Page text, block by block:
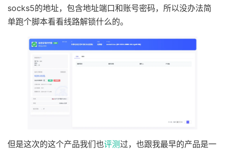
socks5的地址，包含地址端口和账号密码，所以没办法简
单跑个脚本看看线路解锁什么的。
但是这次的这个产品我们也评测过，也跟我最早的产品是一